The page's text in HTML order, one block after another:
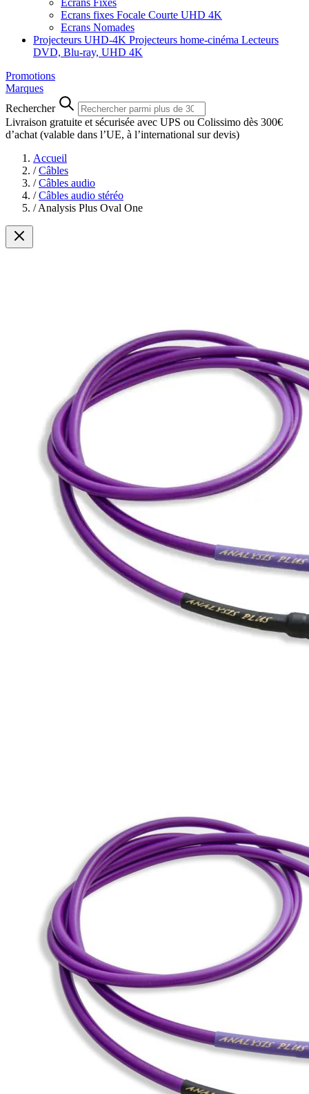
Ecrans Fixes
Ecrans fixes Focale Courte UHD 4K
Ecrans Nomades
Projecteurs UHD-4K Projecteurs home-cinéma Lecteurs
DVD, Blu-ray, UHD 4K
Promotions
Marques
Rechercher
Livraison gratuite et sécurisée avec UPS ou Colissimo dès 300€
d’achat (valable dans l’UE, à l’international sur devis)
Accueil
/ Câbles
/ Câbles audio
/ Câbles audio stéréo
/ Analysis Plus Oval One